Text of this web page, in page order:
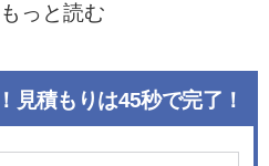
もっと読む
見積もりは45秒で完了！